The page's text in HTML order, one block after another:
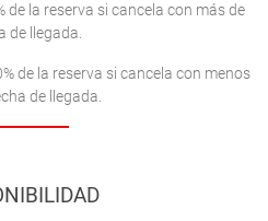
de la reserva si cancela con más de
de llegada.
de la reserva si cancela con menos
de llegada.